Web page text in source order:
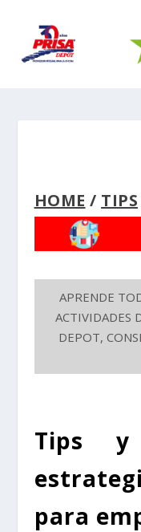
HOME / TIPS
APRENDE
ACTIVIDADES
DEPOT,
Tips y
para